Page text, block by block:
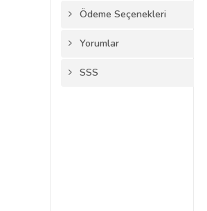
Ödeme Seçenekleri
Yorumlar
SSS